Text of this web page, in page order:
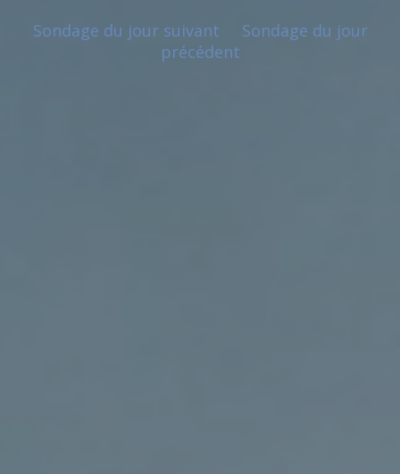
Sondage du jour suivant
Sondage du jour
précédent